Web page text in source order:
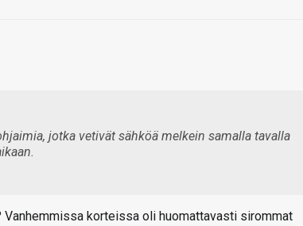
jotka vetivät sähköä melkein samalla tavalla
korteissa oli huomattavasti sirommat